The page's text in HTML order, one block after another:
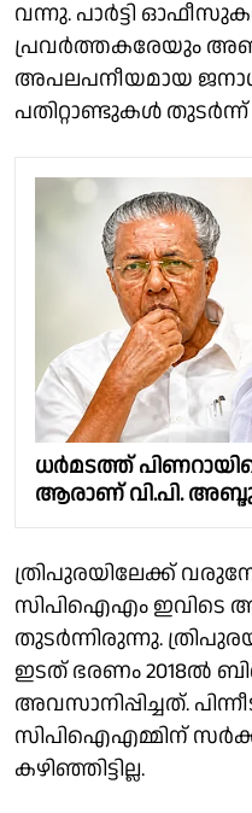
വന്നു. പാർട്ടി
പ്രവർത്തകരേയും
അപലപനീയമായ
പതിറ്റാണ്ടുകൾ
ധർമടത്ത്
ആരാണ് വി.പി.
ത്രിപുരയിലേക്ക്
സിപിഐഎം ഇവിടെ
തുടർന്നിരുന്നു.
ഇടത് ഭരണം 2018ൽ
അവസാനിപ്പിച്ചത്.
സിപിഐഎമ്മിന്
കഴിഞ്ഞിട്ടില്ല.